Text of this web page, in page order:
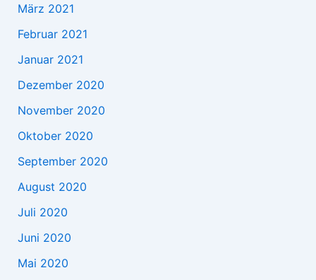
März 2021
Februar 2021
Januar 2021
Dezember 2020
November 2020
Oktober 2020
September 2020
August 2020
Juli 2020
Juni 2020
Mai 2020